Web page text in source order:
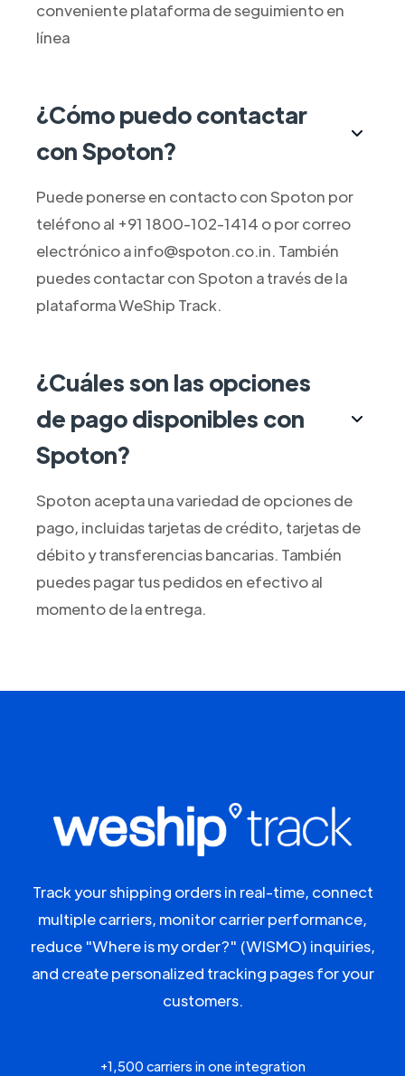
conveniente plataforma de seguimiento en
línea
¿Cómo puedo contactar
con Spoton?
Puede ponerse en contacto con Spoton por
teléfono al +91 1800-102-1414 o por correo
electrónico a info@spoton.co.in. También
puedes contactar con Spoton a través de la
plataforma WeShip Track.
¿Cuáles son las opciones
de pago disponibles con
Spoton?
Spoton acepta una variedad de opciones de
pago, incluidas tarjetas de crédito, tarjetas de
débito y transferencias bancarias. También
puedes pagar tus pedidos en efectivo al
momento de la entrega.
Track your shipping orders in real-time, connect
multiple carriers, monitor carrier performance,
reduce "Where is my order?" (WISMO) inquiries,
and create personalized tracking pages for your
customers.
+1,500 carriers in one integration